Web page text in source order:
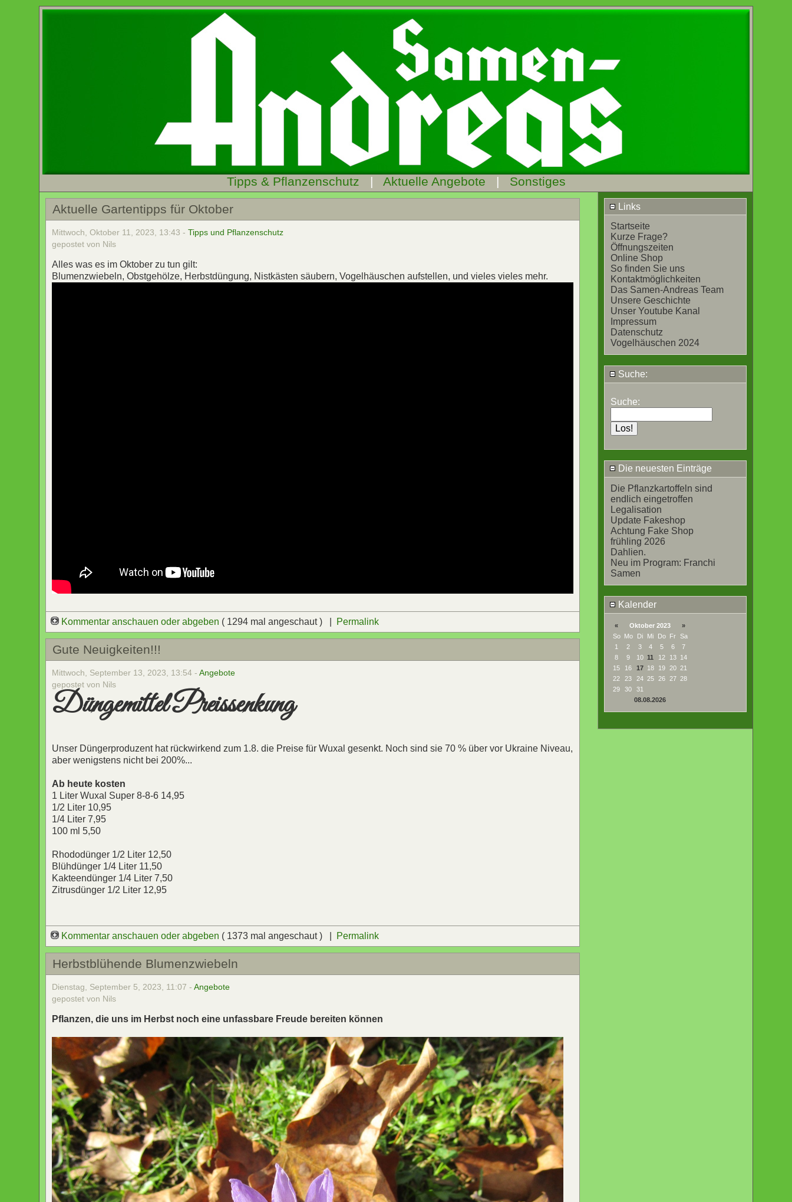
Tipps & Pflanzenschutz | Aktuelle Angebote | Sonstiges
Links
Startseite
Kurze Frage?
Öffnungszeiten
Online Shop
So finden Sie uns
Kontaktmöglichkeiten
Das Samen-Andreas Team
Unsere Geschichte
Unser Youtube Kanal
Impressum
Datenschutz
Vogelhäuschen 2024
Suche:
Suche:
Die neuesten Einträge
Die Pflanzkartoffeln sind
endlich eingetroffen
Legalisation
Update Fakeshop
Achtung Fake Shop
frühling 2026
Dahlien.
Neu im Program: Franchi
Samen
Kalender
« Oktober 2023
»
So Mo Di Mi Do Fr Sa
1
2 3 4 5 6
7
8
9 10 11 12 13 14
15
16 17 18 19 20 21
22
23 24 25 26 27 28
29
30
31
08.08.2026
Aktuelle Gartentipps für Oktober
Mittwoch, Oktober 11, 2023, 13:43 -Tipps und Pflanzenschutz
gepostet von Nils
Alles was es im Oktober zu tun gilt:
Blumenzwiebeln, Obstgehölze, Herbstdüngung, Nistkästen säubern, Vogelhäuschen aufstellen, und vieles vieles mehr.
Kommentar anschauen oder abgeben ( 1294 mal angeschaut ) | Permalink
Gute Neuigkeiten!!!
Mittwoch, September 13, 2023, 13:54 -Angebote
gepostet von Nils
Düngemittel Preissenkung
Unser Düngerproduzent hat rückwirkend zum 1.8. die Preise für Wuxal gesenkt. Noch sind sie 70 % über vor Ukraine Niveau,
aber wenigstens nicht bei 200%...
Ab heute kosten
1 Liter Wuxal Super 8-8-6 14,95
1/2 Liter 10,95
1/4 Liter 7,95
100 ml 5,50
Rhododünger 1/2 Liter 12,50
Blühdünger 1/4 Liter 11,50
Kakteendünger 1/4 Liter 7,50
Zitrusdünger 1/2 Liter 12,95
Kommentar anschauen oder abgeben ( 1373 mal angeschaut ) | Permalink
Herbstblühende Blumenzwiebeln
Dienstag, September 5, 2023, 11:07 -Angebote
gepostet von Nils
Pflanzen, die uns im Herbst noch eine unfassbare Freude bereiten können